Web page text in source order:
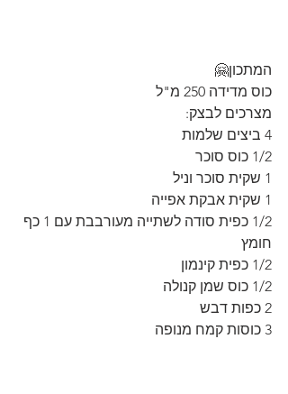
המתכון🤗
כוס מדידה 250 מ"ל
מצרכים לבצק:
4 ביצים שלמות
1/2 כוס סוכר
1 שקית סוכר וניל
1 שקית אבקת אפייה
1/2 כפית סודה לשתייה מעורבבת עם 1 כף
חומץ
1/2 כפית קינמון
1/2 כוס שמן קנולה
2 כפות דבש
3 כוסות קמח מנופה